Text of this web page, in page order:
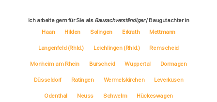
Ich arbeite gern für Sie als Bausachverständiger/ Baugutachter in
Haan
Hilden Solingen Erkrath Mettmann
Langenfeld (Rhld.) Leichlingen (Rhld.) Remscheid
Monheim am Rhein Burscheid Wuppertal Dormagen
Düsseldorf Ratingen Wermelskirchen Leverkusen
Odenthal Neuss Schwelm Hückeswagen